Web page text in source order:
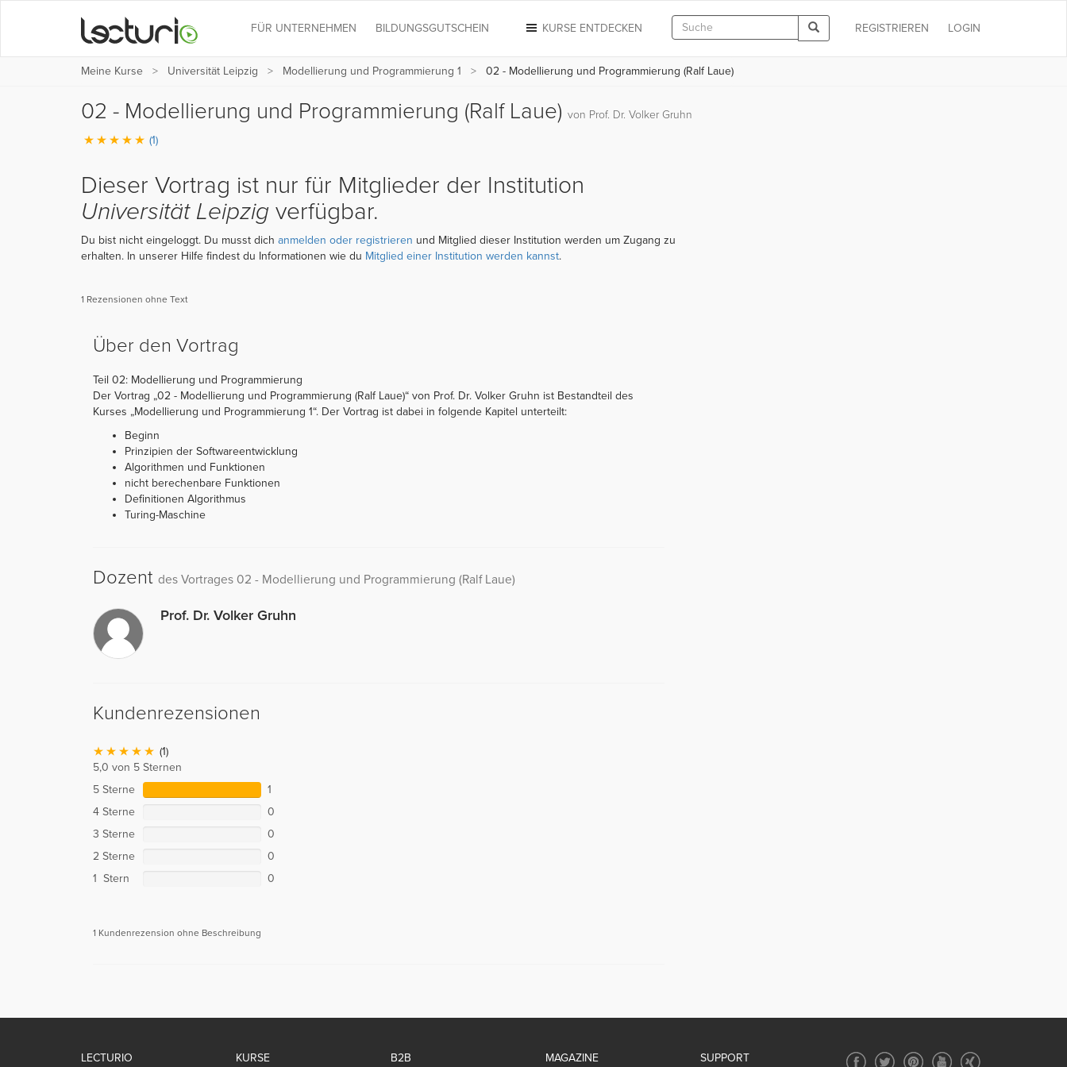
LOGIN
REGISTRIEREN
KURSE ENTDECKEN
FÜR UNTERNEHMEN BILDUNGSGUTSCHEIN
Meine Kurse Universität Leipzig Modellierung und Programmierung 1 02 - Modellierung und Programmierung (Ralf Laue)
02 - Modellierung und Programmierung (Ralf Laue) von Prof. Dr. Volker Gruhn
(1)
Dieser Vortrag ist nur für Mitglieder der Institution
Universität Leipzig verfügbar.
Du bist nicht eingeloggt. Du musst dich anmelden oder registrieren und Mitglied dieser Institution werden um Zugang zu
erhalten. In unserer Hilfe findest du Informationen wie du Mitglied einer Institution werden kannst.
1 Rezensionen ohne Text
Über den Vortrag
Teil 02: Modellierung und Programmierung
Der Vortrag „02 - Modellierung und Programmierung (Ralf Laue)“ von Prof. Dr. Volker Gruhn ist Bestandteil des
Kurses „Modellierung und Programmierung 1“. Der Vortrag ist dabei in folgende Kapitel unterteilt:
Beginn
Prinzipien der Softwareentwicklung
Algorithmen und Funktionen
nicht berechenbare Funktionen
Definitionen Algorithmus
Turing-Maschine
Dozent des Vortrages 02 - Modellierung und Programmierung (Ralf Laue)
Prof. Dr. Volker Gruhn
Kundenrezensionen
(1)
5,0 von 5 Sternen
5 Sterne
1
4 Sterne
0
3 Sterne
0
2 Sterne
0
1 Stern
0
1 Kundenrezension ohne Beschreibung
LECTURIO KURSE B2B MAGAZINE SUPPORT